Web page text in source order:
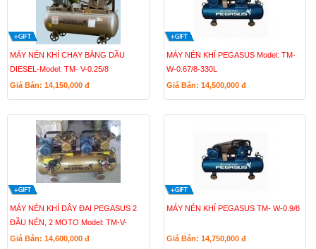
MÁY NÉN KHÍ CHẠY BẰNG DẦU
DIESEL-Model: TM- V-0.25/8
Giá Bán: 14,150,000 đ
MÁY NÉN KHÍ PEGASUS Model: TM-
W-0.67/8-330L
Giá Bán: 14,500,000 đ
MÁY NÉN KHÍ DÂY ĐAI PEGASUS 2
ĐẦU NÉN, 2 MOTO Model: TM-V-
0.25/12.5 x2-230L
Giá Bán: 14,600,000 đ
MÁY NÉN KHÍ PEGASUS TM- W-0.9/8
Giá Bán: 14,750,000 đ